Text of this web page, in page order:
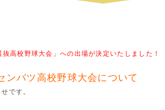
高校野球大会」への出場が決定いたしました！
ンバツ高校野球大会について
です。